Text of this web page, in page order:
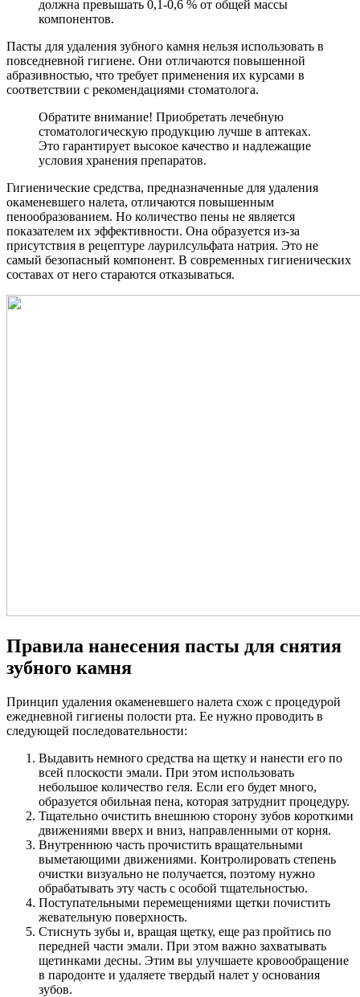
должна превышать 0,1-0,6 % от общей массы
компонентов.
Пасты для удаления зубного камня нельзя использовать в
повседневной гигиене. Они отличаются повышенной
абразивностью, что требует применения их курсами в
соответствии с рекомендациями стоматолога.
Обратите внимание! Приобретать лечебную
стоматологическую продукцию лучше в аптеках.
Это гарантирует высокое качество и надлежащие
условия хранения препаратов.
Гигиенические средства, предназначенные для удаления
окаменевшего налета, отличаются повышенным
пенообразованием. Но количество пены не является
показателем их эффективности. Она образуется из-за
присутствия в рецептуре лаурилсульфата натрия. Это не
самый безопасный компонент. В современных гигиенических
составах от него стараются отказываться.
Правила нанесения пасты для снятия
зубного камня
Принцип удаления окаменевшего налета схож с процедурой
ежедневной гигиены полости рта. Ее нужно проводить в
следующей последовательности:
Выдавить немного средства на щетку и нанести его по
всей плоскости эмали. При этом использовать
небольшое количество геля. Если его будет много,
образуется обильная пена, которая затруднит процедуру.
Тщательно очистить внешнюю сторону зубов короткими
движениями вверх и вниз, направленными от корня.
Внутреннюю часть прочистить вращательными
выметающими движениями. Контролировать степень
очистки визуально не получается, поэтому нужно
обрабатывать эту часть с особой тщательностью.
Поступательными перемещениями щетки почистить
жевательную поверхность.
Стиснуть зубы и, вращая щетку, еще раз пройтись по
передней части эмали. При этом важно захватывать
щетинками десны. Этим вы улучшаете кровообращение
в пародонте и удаляете твердый налет у основания
зубов.